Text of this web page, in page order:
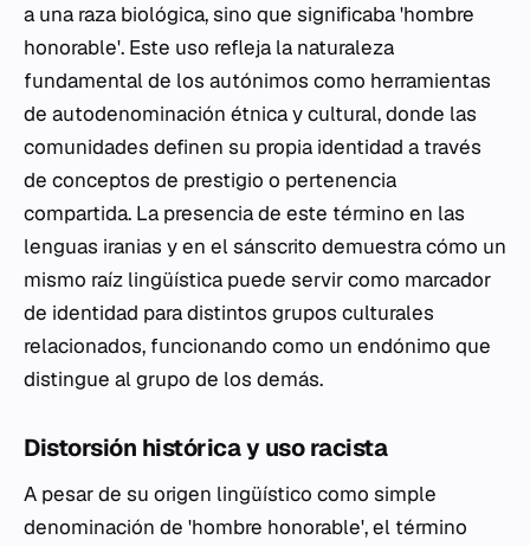
a una raza biológica, sino que significaba 'hombre
honorable'. Este uso refleja la naturaleza
fundamental de los autónimos como herramientas
de autodenominación étnica y cultural, donde las
comunidades definen su propia identidad a través
de conceptos de prestigio o pertenencia
compartida. La presencia de este término en las
lenguas iranias y en el sánscrito demuestra cómo un
mismo raíz lingüística puede servir como marcador
de identidad para distintos grupos culturales
relacionados, funcionando como un endónimo que
distingue al grupo de los demás.
Distorsión histórica y uso racista
A pesar de su origen lingüístico como simple
denominación de 'hombre honorable', el término